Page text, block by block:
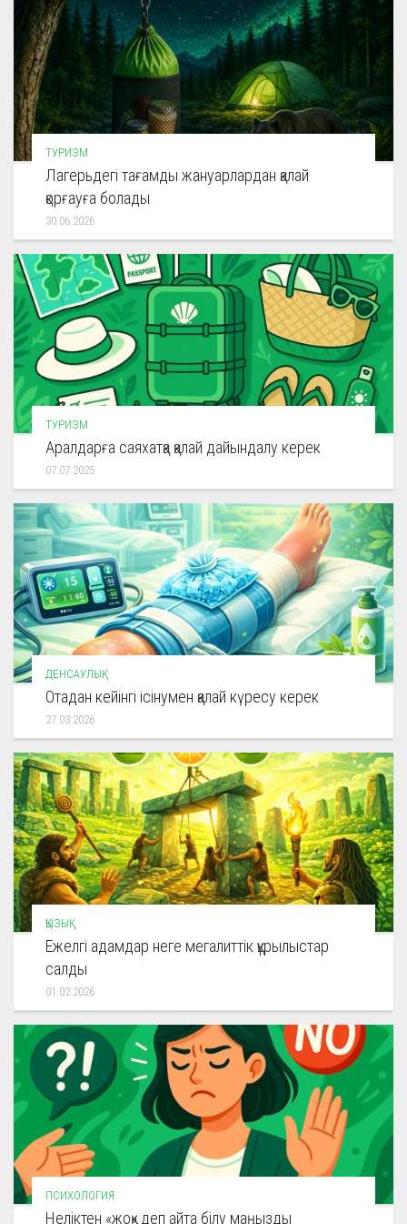
ТУРИЗМ
Лагерьдегі тағамды жануарлардан қалай
қорғауға болады
30.06.2026
ТУРИЗМ
Аралдарға саяхатқа қалай дайындалу керек
07.07.2025
ДЕНСАУЛЫҚ
Отадан кейінгі ісінумен қалай күресу керек
27.03.2026
ҚЫЗЫҚ
Ежелгі адамдар неге мегалиттік құрылыстар
салды
01.02.2026
ПСИХОЛОГИЯ
Неліктен «жоқ» деп айта білу маңызды